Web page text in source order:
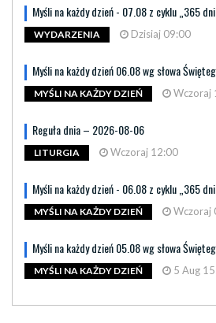
Myśli na każdy dzień - 07.08 z cyklu „365
WYDARZENIA Dzisiaj 09:00
Myśli na każdy dzień 06.08 wg słowa
MYŚLI NA KAŻDY DZIEŃ Wczoraj
Reguła dnia – 2026-08-06
LITURGIA Wczoraj 12:00
Myśli na każdy dzień - 06.08 z cyklu „365
MYŚLI NA KAŻDY DZIEŃ Wczoraj
Myśli na każdy dzień 05.08 wg słowa
MYŚLI NA KAŻDY DZIEŃ 5 Aug